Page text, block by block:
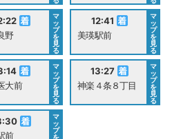
野
マ
ッ
プ
を
見
る
12:41
美瑛駅前
マ
ッ
プ
を
見
る
大前
マ
ッ
プ
を
見
る
13:27
神楽４条８丁目
マ
ッ
プ
を
見
る
前
マ
ッ
プ
を